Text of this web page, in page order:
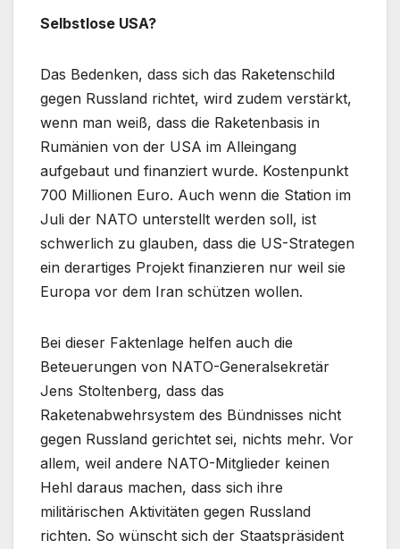
Selbstlose USA?
Das Bedenken, dass sich das Raketenschild
gegen Russland richtet, wird zudem verstärkt,
wenn man weiß, dass die Raketenbasis in
Rumänien von der USA im Alleingang
aufgebaut und finanziert wurde. Kostenpunkt
700 Millionen Euro. Auch wenn die Station im
Juli der NATO unterstellt werden soll, ist
schwerlich zu glauben, dass die US-Strategen
ein derartiges Projekt finanzieren nur weil sie
Europa vor dem Iran schützen wollen.
Bei dieser Faktenlage helfen auch die
Beteuerungen von NATO-Generalsekretär
Jens Stoltenberg, dass das
Raketenabwehrsystem des Bündnisses nicht
gegen Russland gerichtet sei, nichts mehr. Vor
allem, weil andere NATO-Mitglieder keinen
Hehl daraus machen, dass sich ihre
militärischen Aktivitäten gegen Russland
richten. So wünscht sich der Staatspräsident